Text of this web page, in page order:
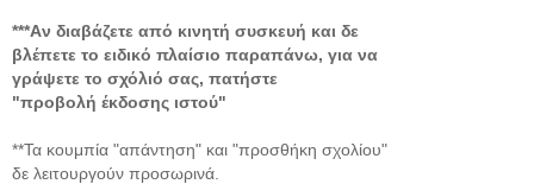
***Aν διαβάζετε από κινητή συσκευή και δε
βλέπετε το ειδικό πλαίσιο παραπάνω, για να
γράψετε το σχόλιό σας, πατήστε
"προβολή έκδοσης ιστού"
**Τα κουμπία "απάντηση" και "προσθήκη σχολίου"
δε λειτουργούν προσωρινά.